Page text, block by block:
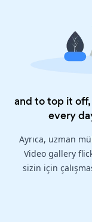
and to top it
every
Ayrıca, uzman
Video gallery
sizin için